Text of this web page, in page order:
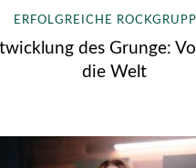
ERFOLGREICHE
des Grunge:
die Welt